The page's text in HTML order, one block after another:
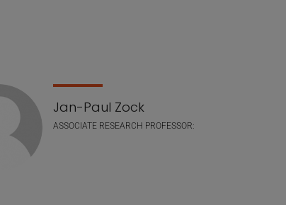
Jan-Paul Zock
ASSOCIATE RESEARCH PROFESSOR: